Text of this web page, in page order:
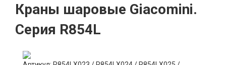
Краны шаровые Giacomini.
Серия R854L